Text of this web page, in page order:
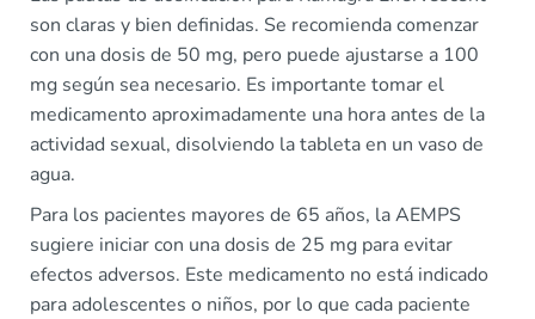
son claras y bien definidas. Se recomienda comenzar
con una dosis de 50 mg, pero puede ajustarse a 100
mg según sea necesario. Es importante tomar el
medicamento aproximadamente una hora antes de la
actividad sexual, disolviendo la tableta en un vaso de
agua.
Para los pacientes mayores de 65 años, la AEMPS
sugiere iniciar con una dosis de 25 mg para evitar
efectos adversos. Este medicamento no está indicado
para adolescentes o niños, por lo que cada paciente